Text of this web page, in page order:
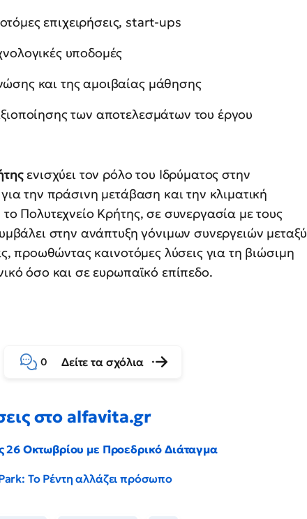
επιχειρήσεις, start-ups
υποδομές
και της αμοιβαίας μάθησης
των αποτελεσμάτων του έργου
ενισχύει τον ρόλο του Ιδρύματος στην
την πράσινη μετάβαση και την κλιματική
Πολυτεχνείο Κρήτης, σε συνεργασία με τους
στην ανάπτυξη γόνιμων συνεργειών μεταξύ
προωθώντας καινοτόμες λύσεις για τη βιώσιμη
όσο και σε ευρωπαϊκό επίπεδο.
0 Δείτε τα σχόλια
στο alfavita.gr
26 Οκτωβρίου με Προεδρικό Διάταγμα
Το Ρέντη αλλάζει πρόσωπο